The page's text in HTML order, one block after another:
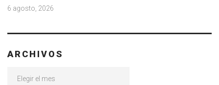
6 agosto, 2026
ARCHIVOS